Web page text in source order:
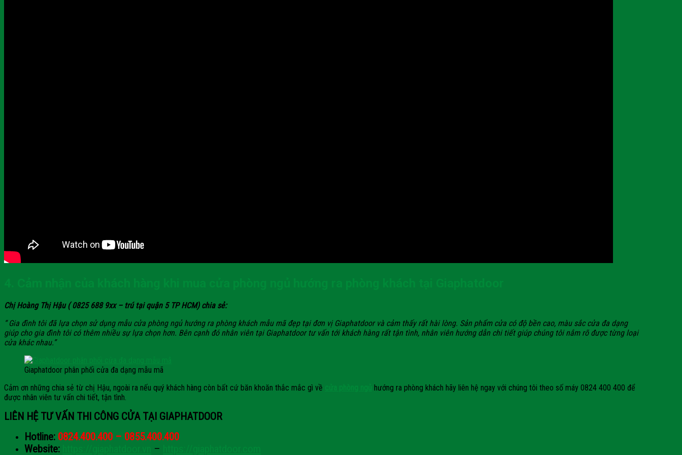
Chị Hoàng Thị Hậu ( 0825 688 9xx – trú tại quận 5 TP HCM) chia sẻ:
“ Gia đình tôi đã lựa chọn sử dụng mẫu cửa phòng ngủ hướng ra phòng khách mẫu mã đẹp tại đơn vị Giaphatdoor và cảm thấy rất hài lòng. Sản phẩm cửa có độ bền cao, màu sắc cửa đa dạng
giúp cho gia đình tôi có thêm nhiều sự lựa chọn hơn. Bên cạnh đó nhân viên tại Giaphatdoor tư vấn tới khách hàng rất tận tình, nhân viên hướng dẫn chi tiết giúp chúng tôi nắm rõ được từng loại
cửa khác nhau.”
Giaphatdoor phân phối cửa đa dạng mẫu mã
Cảm ơn những chia sẻ từ chị Hậu, ngoài ra nếu quý khách hàng còn bất cứ băn khoăn thắc mắc gì về
hướng ra phòng khách hãy liên hệ ngay với chúng tôi theo số máy 0824 400 400 để
được nhân viên tư vấn chi tiết, tận tình.
LIÊN HỆ TƯ VẤN THI CÔNG CỬA TẠI GIAPHATDOOR
Hotline: 0824.400.400 – 0855.400.400
Website:
–